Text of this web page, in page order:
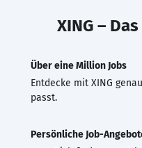
XING –
Über eine Million Jobs
Entdecke mit XING
passt.
Persönliche Job-